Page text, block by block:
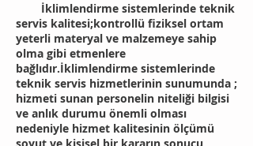
İklimlendirme sistemlerinde teknik
servis kalitesi;kontrollü fiziksel ortam
yeterli materyal ve malzemeye sahip
olma gibi etmenlere
bağlıdır.İklimlendirme sistemlerinde
teknik servis hizmetlerinin sunumunda ;
hizmeti sunan personelin niteliği bilgisi
ve anlık durumu önemli olması
nedeniyle hizmet kalitesinin ölçümü